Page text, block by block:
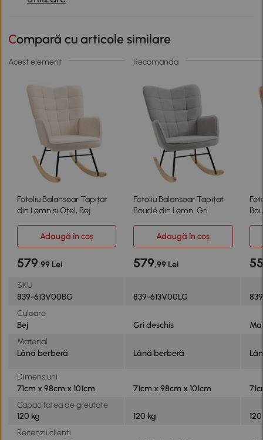
Compară cu articole similare
Acest element Recomanda
Fotoliu Balansoar Tapițat
din Lemn și Oțel, Bej
Fotoliu Balansoar Tapițat
Bouclé din Lemn, Gri
Adaugă în coș Adaugă în coș
579,99 Lei 579,99 Lei
SKU
839-613V00BG
839-613V00LG
Culoare
Bej
Gri deschis
Material
Lână berberă
Lână berberă
Dimensiuni
71cm x 98cm x 101cm
71cm x 98cm x 101cm
Capacitatea de greutate
120 kg
120 kg
Recenzii clienti